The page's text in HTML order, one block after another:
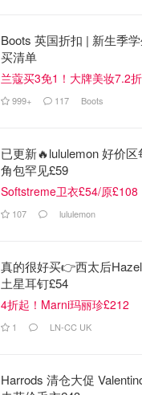
Boots 英国折扣 | 新生季
买清单
兰蔻买3免1！大牌美妆7.2折
999+ 117 Boots
已更新🔥lululemon 好价
角包罕见£59
Softstreme卫衣£54/原£108
107 lululemon
真的很好买👉西太后
土星耳钉£54
4折起！Marni玛丽珍£212
1 LN-CC UK
Harrods 清仓大促